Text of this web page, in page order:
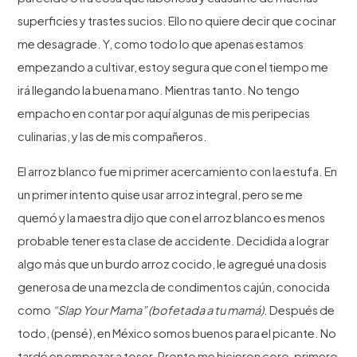
superficies y trastes sucios. Ello no quiere decir que cocinar
me desagrade. Y, como todo lo que apenas estamos
empezando a cultivar, estoy segura que con el tiempo me
irá llegando la buena mano. Mientras tanto. No tengo
empacho en contar por aquí algunas de mis peripecias
culinarias, y las de mis compañeros.
El arroz blanco fue mi primer acercamiento con la estufa. En
un primer intento quise usar arroz integral, pero se me
quemó y la maestra dijo que con el arroz blanco es menos
probable tener esta clase de accidente. Decidida a lograr
algo más que un burdo arroz cocido, le agregué una dosis
generosa de una mezcla de condimentos cajún, conocida
como “Slap Your Mama” (bofetada a tu mamá). Después de
todo, (pensé), en México somos buenos para el picante. No